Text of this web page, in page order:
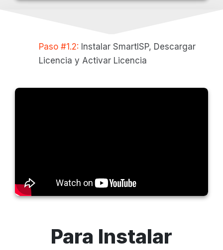
Paso #1.2: Instalar SmartISP, Descargar
Licencia y Activar Licencia
Para Instalar